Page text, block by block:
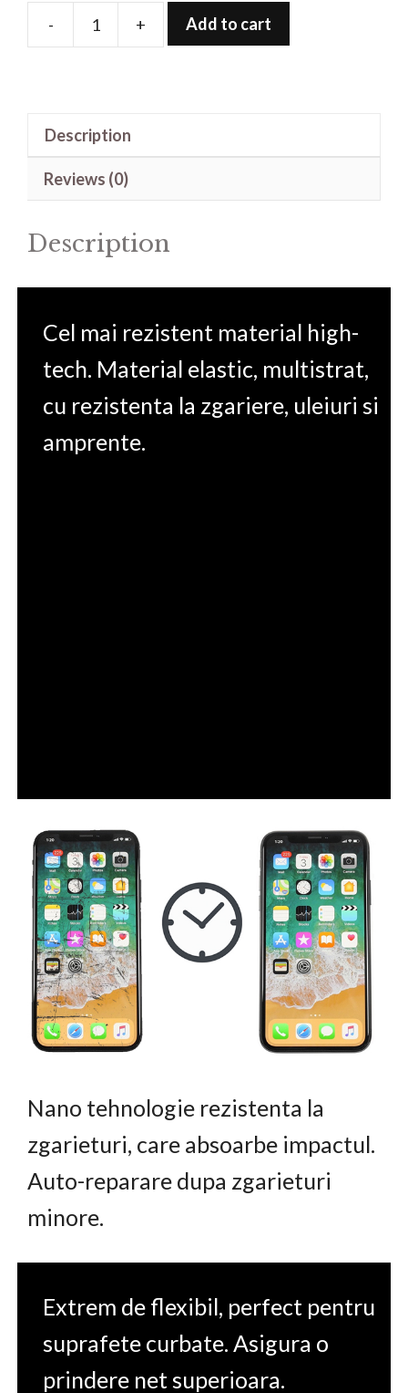
-
Folie
+ Add to cart
Description
Reviews (0)
Description
Cel mai rezistent material high-
tech. Material elastic, multistrat,
cu rezistenta la zgariere, uleiuri si
amprente.
Nano tehnologie rezistenta la
zgarieturi, care absoarbe impactul.
Auto-reparare dupa zgarieturi
minore.
Extrem de flexibil, perfect pentru
suprafete curbate. Asigura o
prindere net superioara.